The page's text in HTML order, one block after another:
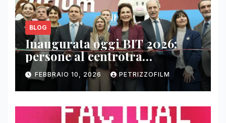
BLOG
Inaugurata oggi BIT 2026:
persone al centrotra
contenuti, relazioni e business
FEBBRAIO 10, 2026 PETRIZZOFILM